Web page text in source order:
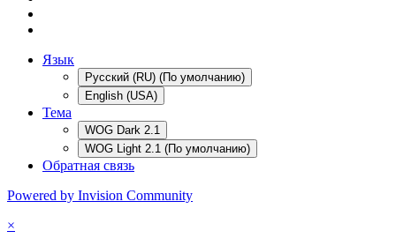
Язык
Русский (RU) (По умолчанию)
English (USA)
Тема
WOG Dark 2.1
WOG Light 2.1 (По умолчанию)
Обратная связь
Powered by Invision Community
×